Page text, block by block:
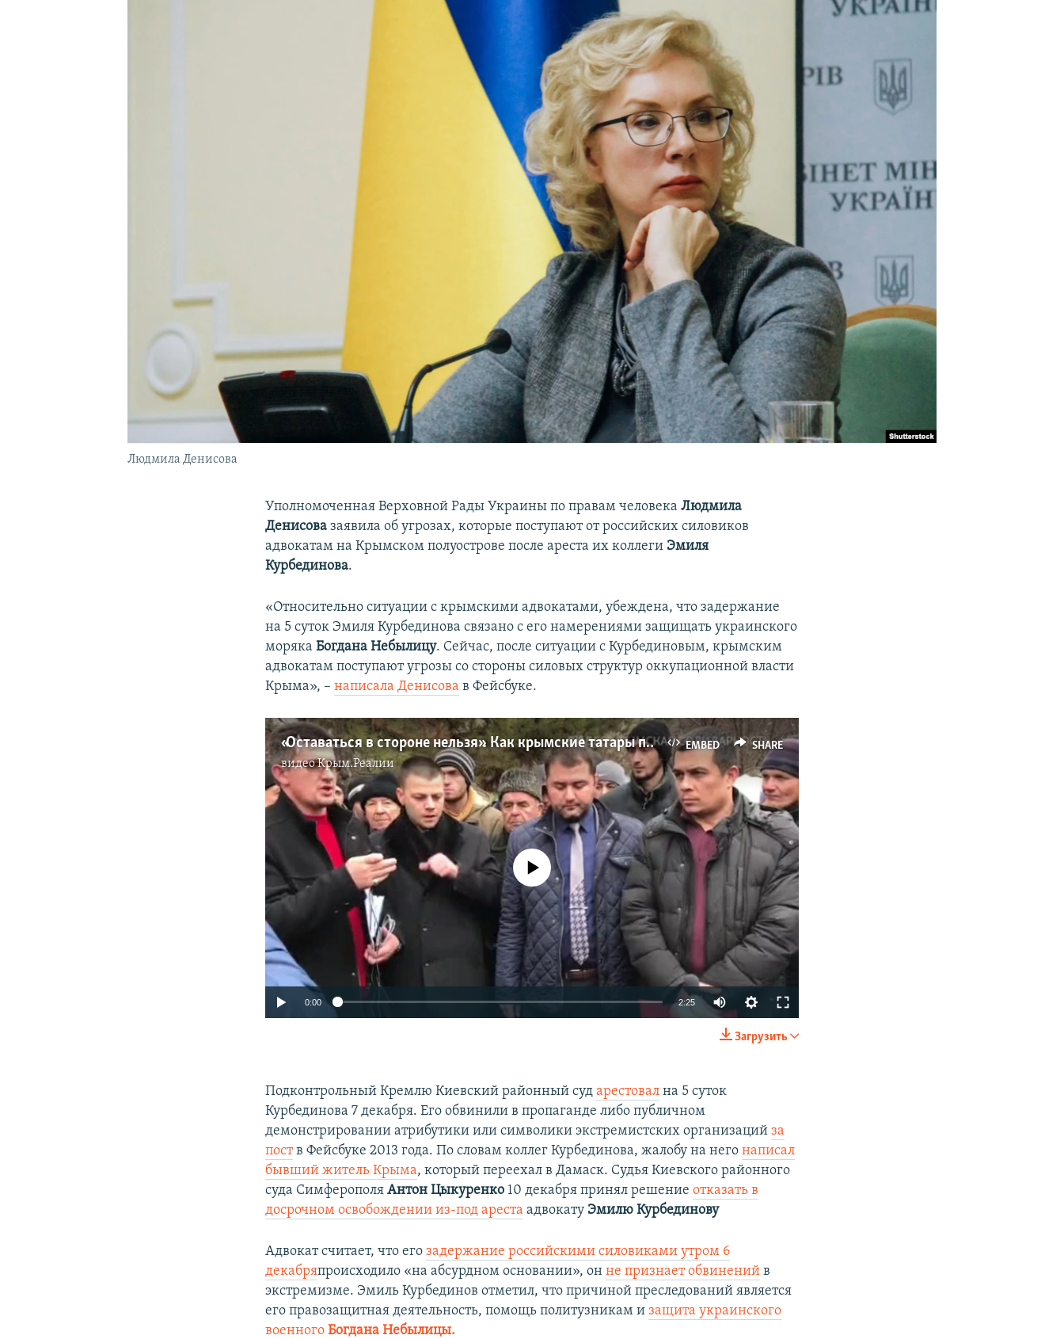
Людмила Денисова
Уполномоченная Верховной Рады Украины по правам человекаЛюдмила
Денисова заявила об угрозах, которые поступают от российских силовиков
адвокатам на Крымском полуострове после ареста их коллеги Эмиля
Курбединова.
«Относительно ситуации с крымскими адвокатами, убеждена, что задержание
на 5 суток Эмиля Курбединова связано с его намерениями защищать украинского
морякаБогдана Небылицу. Сейчас, после ситуации с Курбединовым, крымским
адвокатам поступают угрозы со стороны силовых структур оккупационной власти
Крыма», –написала Денисова в Фейсбуке.
EMBED SHARE
«Оставаться в стороне нельзя». Как крымские татары поддерживали адвоката Курбединова (видео)
видеоКрым.Реалии
SHARE
No media source currently available
0:00 2:25
Загрузить
Подконтрольный Кремлю Киевский районный сударестовал на 5 суток
Курбединова 7 декабря. Его обвинили в пропаганде либо публичном
демонстрировании атрибутики или символики экстремистских организацийза
поств Фейсбуке 2013 года. По словам коллег Курбединова, жалобу на негонаписал
бывший житель Крыма, который переехал в Дамаск.​ Судья Киевского районного
суда СимферополяАнтон Цыкуренко 10 декабря принял решениеотказать в
досрочном освобождении из-под ареста адвокату Эмилю Курбединову
Адвокат считает, что егозадержание российскими силовиками утром 6
декабряпроисходило «на абсурдном основании», онне признает обвинений в
экстремизме. Эмиль Курбединов отметил, что причиной преследований является
его правозащитная деятельность, помощь политузникам изащита украинского
военногоБогдана Небылицы.